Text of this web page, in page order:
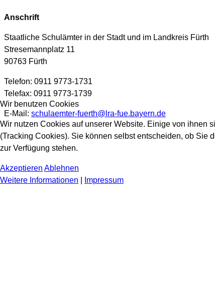
Anschrift
Staatliche Schulämter in der Stadt und im Landkreis Fürth
Stresemannplatz 11
90763 Fürth
Telefon: 0911 9773-1731
Telefax: 0911 9773-1739
E-Mail: schulaemter-fuerth@lra-fue.bayern.de
Wir benutzen Cookies
Wir nutzen Cookies auf unserer Website. Einige von ihnen
(Tracking Cookies). Sie können selbst entscheiden, ob Sie
zur Verfügung stehen.
Akzeptieren Ablehnen
Weitere Informationen
Impressum